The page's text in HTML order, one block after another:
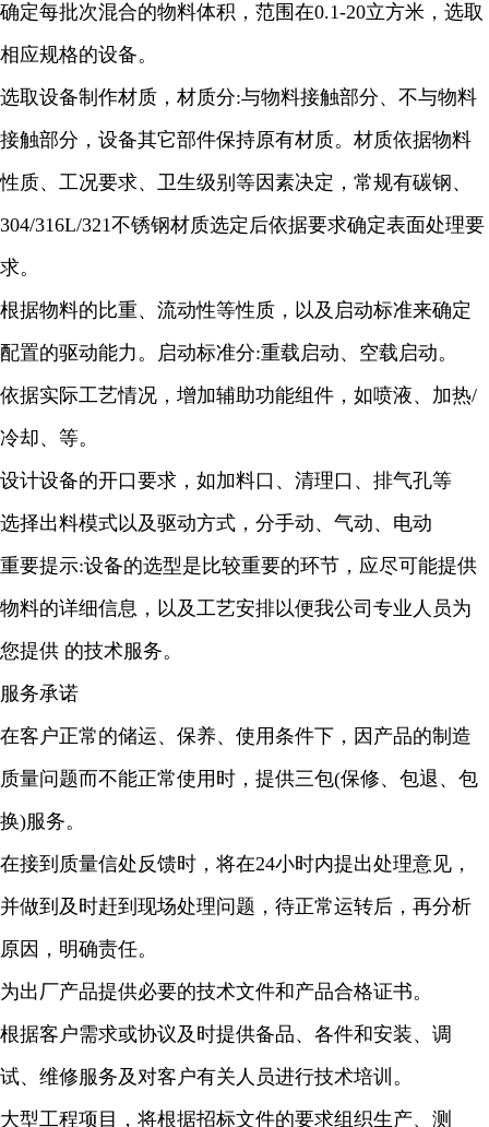
确定每批次混合的物料体积，范围在0.1-20立方米，选取
相应规格的设备。
选取设备制作材质，材质分:与物料接触部分、不与物料
接触部分，设备其它部件保持原有材质。材质依据物料
性质、工况要求、卫生级别等因素决定，常规有碳钢、
304/316L/321不锈钢材质选定后依据要求确定表面处理要
求。
根据物料的比重、流动性等性质，以及启动标准来确定
配置的驱动能力。启动标准分:重载启动、空载启动。
依据实际工艺情况，增加辅助功能组件，如喷液、加热/
冷却、等。
设计设备的开口要求，如加料口、清理口、排气孔等
选择出料模式以及驱动方式，分手动、气动、电动
重要提示:设备的选型是比较重要的环节，应尽可能提供
物料的详细信息，以及工艺安排以便我公司专业人员为
您提供 的技术服务。
服务承诺
在客户正常的储运、保养、使用条件下，因产品的制造
质量问题而不能正常使用时，提供三包(保修、包退、包
换)服务。
在接到质量信处反馈时，将在24小时内提出处理意见，
并做到及时赶到现场处理问题，待正常运转后，再分析
原因，明确责任。
为出厂产品提供必要的技术文件和产品合格证书。
根据客户需求或协议及时提供备品、各件和安装、调
试、维修服务及对客户有关人员进行技术培训。
大型工程项目，将根据招标文件的要求组织生产、测